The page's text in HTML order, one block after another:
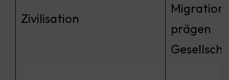
Zivilisation
prägen